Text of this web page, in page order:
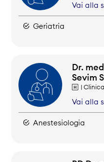
Vai alla
Geriatria
Dr.
Sevim
|
Vai alla
Anestesiologia